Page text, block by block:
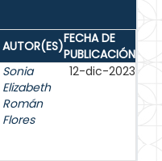
AUTOR(ES)FECHA DE
PUBLICACIÓN
Sonia
Elizabeth
Román
Flores
12-dic-2023